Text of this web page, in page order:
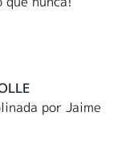
por Jaime